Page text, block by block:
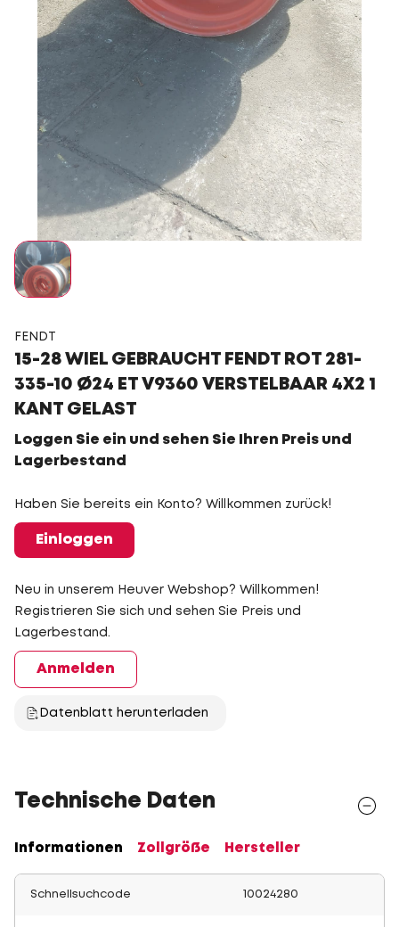
FENDT
15-28 WIEL GEBRAUCHT FENDT ROT 281-
335-10 Ø24 ET V9360 VERSTELBAAR 4X2 1
KANT GELAST
Loggen Sie ein und sehen Sie Ihren Preis und
Lagerbestand
Haben Sie bereits ein Konto? Willkommen zurück!
Einloggen
Neu in unserem Heuver Webshop? Willkommen!
Registrieren Sie sich und sehen Sie Preis und
Lagerbestand.
Anmelden
Datenblatt herunterladen
Technische Daten
Informationen Zollgröße Hersteller
Schnellsuchcode 10024280